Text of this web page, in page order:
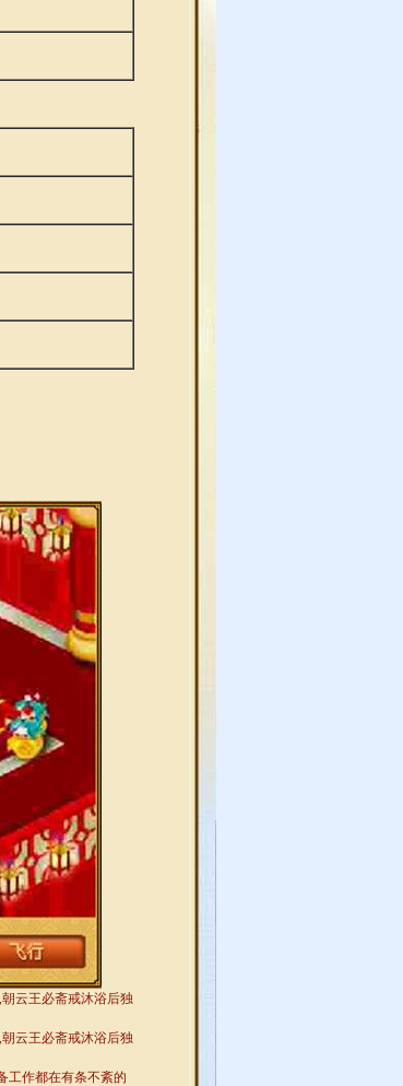
云王必斋戒沐浴后独
云王必斋戒沐浴后独
工作都在有条不紊的